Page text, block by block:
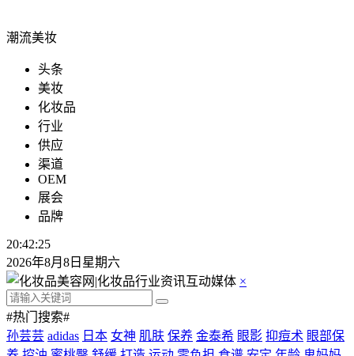
潮流美妆
头条
美妆
化妆品
行业
供应
渠道
OEM
展会
品牌
20:42:25
2026年8月8日星期六
×
#热门搜索#
孙芸芸 adidas 日本 女神 肌肤 保养 金泰希 眼影 抑痘术 眼部保